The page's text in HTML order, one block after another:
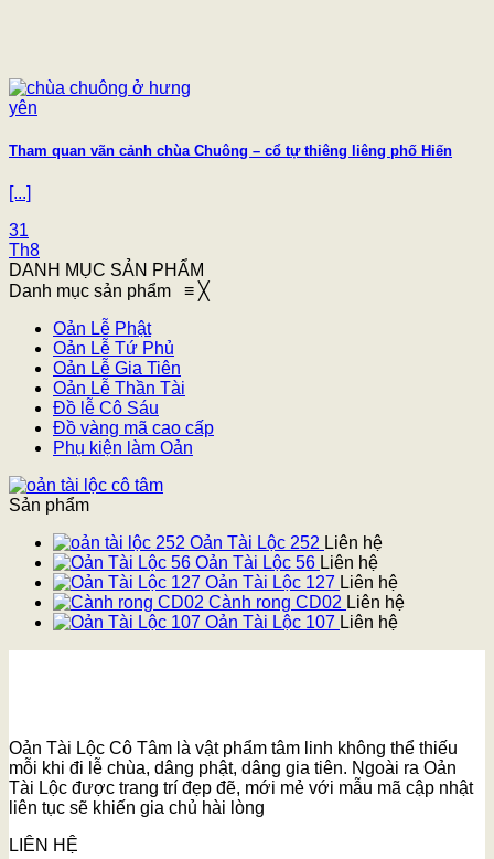
Tham quan vãn cảnh chùa Chuông – cổ tự thiêng liêng phố Hiến
[...]
31
Th8
DANH MỤC SẢN PHẨM
Danh mục sản phẩm ≡ ╳
Oản Lễ Phật
Oản Lễ Tứ Phủ
Oản Lễ Gia Tiên
Oản Lễ Thần Tài
Đồ lễ Cô Sáu
Đồ vàng mã cao cấp
Phụ kiện làm Oản
Sản phẩm
Oản Tài Lộc 252 Liên hệ
Oản Tài Lộc 56 Liên hệ
Oản Tài Lộc 127 Liên hệ
Cành rong CD02 Liên hệ
Oản Tài Lộc 107 Liên hệ
Oản Tài Lộc Cô Tâm là vật phẩm tâm linh không thể thiếu
mỗi khi đi lễ chùa, dâng phật, dâng gia tiên. Ngoài ra Oản
Tài Lộc được trang trí đẹp đẽ, mới mẻ với mẫu mã cập nhật
liên tục sẽ khiến gia chủ hài lòng
LIÊN HỆ